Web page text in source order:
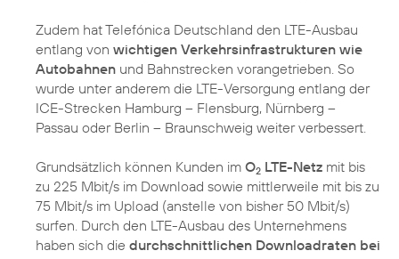
Zudem hat Telefónica Deutschland den LTE-Ausbau
entlang von wichtigen Verkehrsinfrastrukturen wie
Autobahnen und Bahnstrecken vorangetrieben. So
wurde unter anderem die LTE-Versorgung entlang der
ICE-Strecken Hamburg – Flensburg, Nürnberg –
Passau oder Berlin – Braunschweig weiter verbessert.
Grundsätzlich können Kunden im O2 LTE-Netz mit bis
zu 225 Mbit/s im Download sowie mittlerweile mit bis zu
75 Mbit/s im Upload (anstelle von bisher 50 Mbit/s)
surfen. Durch den LTE-Ausbau des Unternehmens
haben sich die durchschnittlichen Downloadraten bei